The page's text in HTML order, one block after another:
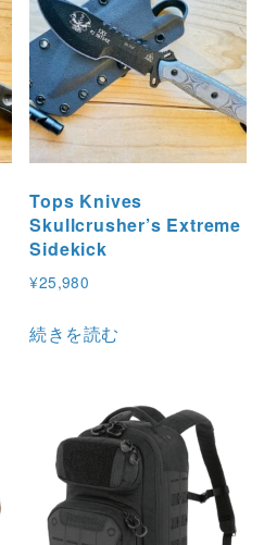
Tops Knives
Skullcrusher’s Extreme
Sidekick
¥25,980
続きを読む